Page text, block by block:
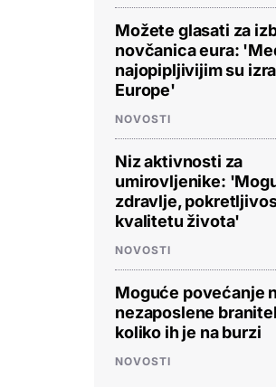
Možete glasati za
novčanica eura:
najopipljivijim su
Europe'
NOVOSTI
Niz aktivnosti za
umirovljenike:
zdravlje,
kvalitetu života'
NOVOSTI
Moguće povećanje
nezaposlene
koliko ih je na burzi
NOVOSTI